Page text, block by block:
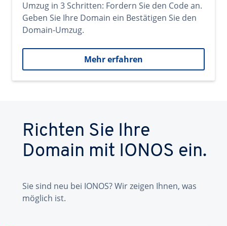
Umzug in 3 Schritten: Fordern Sie den Code an.
Geben Sie Ihre Domain ein Bestätigen Sie den
Domain-Umzug.
Mehr erfahren
Richten Sie Ihre
Domain mit IONOS ein.
Sie sind neu bei IONOS? Wir zeigen Ihnen, was
möglich ist.